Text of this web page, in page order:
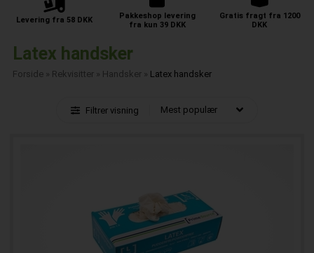
Levering fra 58 DKK
Pakkeshop levering
fra kun 39 DKK
Gratis fragt fra 1200
DKK
Latex handsker
Forside» Rekvisitter» Handsker» Latex handsker
Filtrer visning